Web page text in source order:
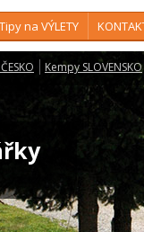
Tipy na VÝLETY
Kempy SLOVENSKO